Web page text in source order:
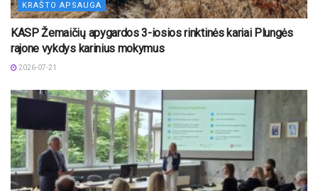
KRAŠTO APSAUGA
KASP Žemaičių apygardos 3-iosios rinktinės kariai Plungės
rajone vykdys karinius mokymus
2026-07-21